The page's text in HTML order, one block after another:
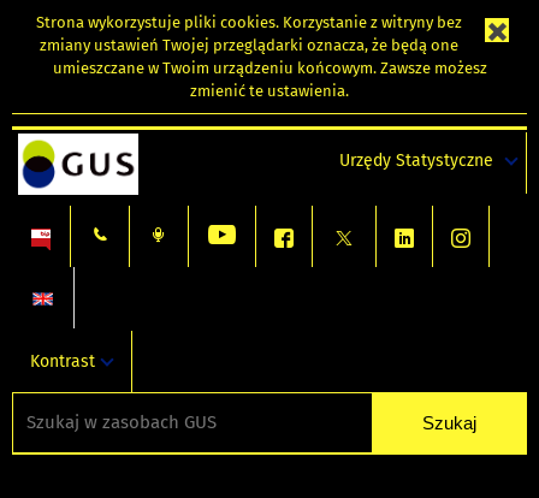
Strona wykorzystuje pliki cookies. Korzystanie z witryny bez
zmiany ustawień Twojej przeglądarki oznacza, że będą one
umieszczane w Twoim urządzeniu końcowym. Zawsze możesz
zmienić te ustawienia.
Urzędy Statystyczne
Kontrast